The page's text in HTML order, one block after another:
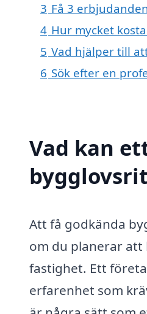
3 Få 3
4 Hur mycket
5 Vad hjälper till
6 Sök efter en
Vad kan
Att få godkända
om du planerar att
fastighet. Ett
erfarenhet som